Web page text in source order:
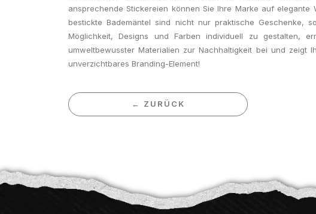
ansprechende Stickereien können Sie Ihre Marke auf
bestickte Bademäntel sind nicht nur praktische Geschenke,
Möglichkeit, Designs und Farben individuell zu gestalten,
umweltbewusster Materialien zur Nachhaltigkeit bei und zeigt
unverzichtbares Branding-Element!
← ZURÜCK